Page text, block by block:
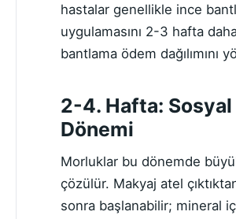
hastalar genellikle ince
uygulamasını 2-3 hafta
bantlama ödem dağılımını
2-4. Hafta:
Dönemi
Morluklar bu dönemde
çözülür. Makyaj atel
sonra başlanabilir; mineral